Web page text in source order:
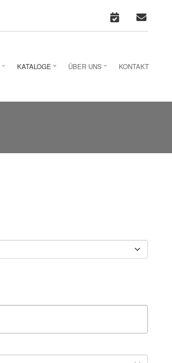
KATALOGE ÜBER UNS KONTAKT